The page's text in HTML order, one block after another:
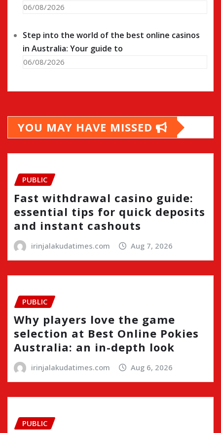
06/08/2026
Step into the world of the best online casinos
in Australia: Your guide to
06/08/2026
YOU MAY HAVE MISSED
PUBLIC
Fast withdrawal casino guide:
essential tips for quick deposits
and instant cashouts
irinjalakudatimes.com Aug 7, 2026
PUBLIC
Why players love the game
selection at Best Online Pokies
Australia: an in-depth look
irinjalakudatimes.com Aug 6, 2026
PUBLIC